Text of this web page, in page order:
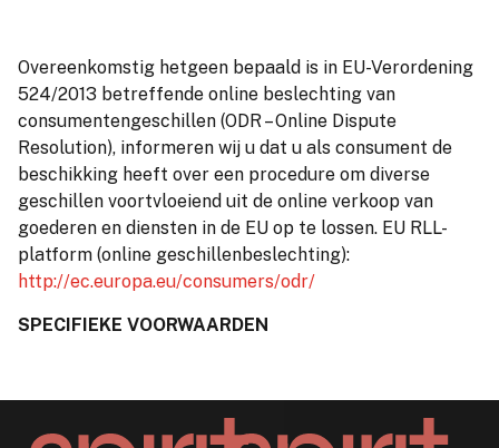
Overeenkomstig hetgeen bepaald is in EU-Verordening
524/2013 betreffende online beslechting van
consumentengeschillen (ODR – Online Dispute
Resolution), informeren wij u dat u als consument de
beschikking heeft over een procedure om diverse
geschillen voortvloeiend uit de online verkoop van
goederen en diensten in de EU op te lossen. EU RLL-
platform (online geschillenbeslechting):
http://ec.europa.eu/consumers/odr/
SPECIFIEKE VOORWAARDEN